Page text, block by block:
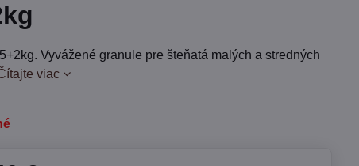
Vyvážené granule pre šteňatá malých a stredných
viac